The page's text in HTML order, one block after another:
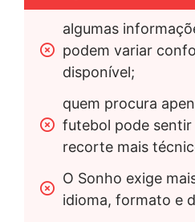
algumas
podem variar
disponível;
quem procura
futebol pode sentir
recorte mais
O Sonho exige
idioma, formato e